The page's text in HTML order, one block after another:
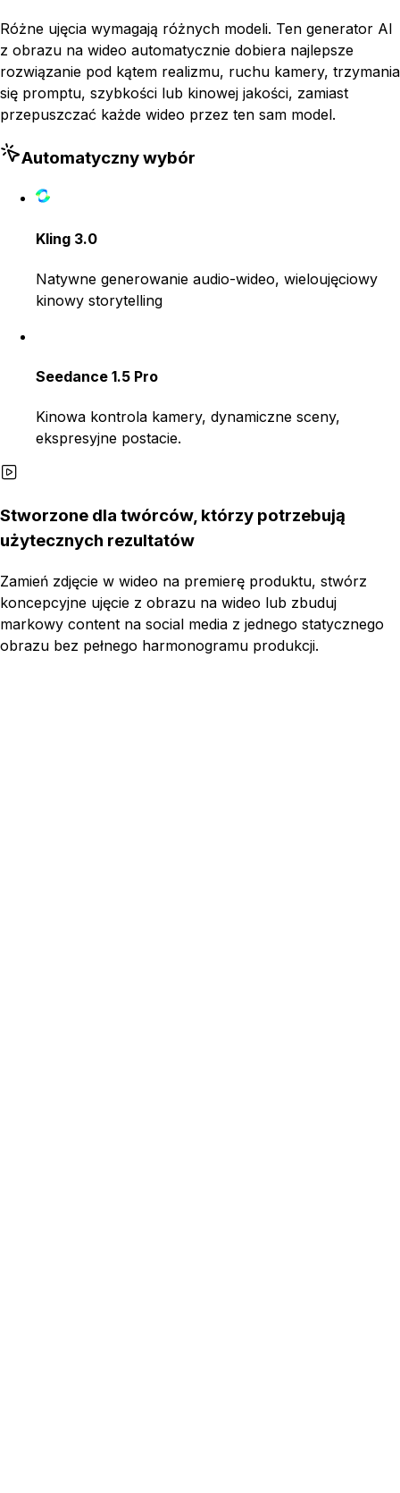
Różne ujęcia wymagają różnych modeli. Ten generator AI
z obrazu na wideo automatycznie dobiera najlepsze
rozwiązanie pod kątem realizmu, ruchu kamery, trzymania
się promptu, szybkości lub kinowej jakości, zamiast
przepuszczać każde wideo przez ten sam model.
Automatyczny wybór
Kling 3.0
Natywne generowanie audio-wideo, wieloujęciowy
kinowy storytelling
Seedance 1.5 Pro
Kinowa kontrola kamery, dynamiczne sceny,
ekspresyjne postacie.
Stworzone dla twórców, którzy potrzebują
użytecznych rezultatów
Zamień zdjęcie w wideo na premierę produktu, stwórz
koncepcyjne ujęcie z obrazu na wideo lub zbuduj
markowy content na social media z jednego statycznego
obrazu bez pełnego harmonogramu produkcji.